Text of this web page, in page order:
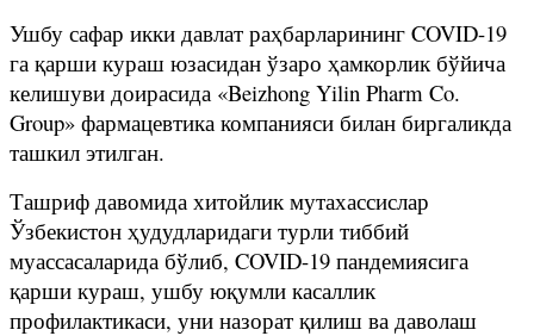
Ушбу сафар икки давлат раҳбарларининг COVID-19
га қарши кураш юзасидан ўзаро ҳамкорлик бўйича
келишуви доирасида «Beizhong Yilin Pharm Co.
Group» фармацевтика компанияси билан биргаликда
ташкил этилган.
Ташриф давомида хитойлик мутахассислар
Ўзбекистон ҳудудларидаги турли тиббий
муассасаларида бўлиб, COVID-19 пандемиясига
қарши кураш, ушбу юқумли касаллик
профилактикаси, уни назорат қилиш ва даволаш